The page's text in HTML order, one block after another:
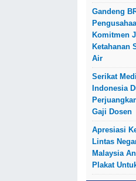
Gandeng
Komitmen
Ketahanan
Air
Serikat
Indonesia
Gaji Dosen
Apresiasi
Lintas
Malaysia
Plakat